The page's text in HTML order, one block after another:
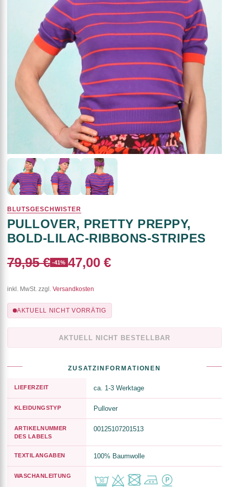
BLUTSGESCHWISTER
PULLOVER, PRETTY PREPPY,
BOLD-LILAC-RIBBONS-STRIPES
79,95 € -41% 47,00 €
inkl. MwSt. zzgl. Versandkosten
AKTUELL NICHT VORRÄTIG
AKTUELL NICHT BESTELLBAR
ZUSATZINFORMATIONEN
LIEFERZEIT ca. 1-3 Werktage
KLEIDUNGSTYP Pullover
ARTIKELNUMMER
DES LABELS
00125107201513
TEXTILANGABEN 100% Baumwolle
WASCHANLEITUNG